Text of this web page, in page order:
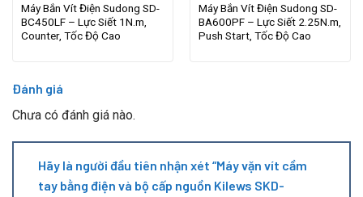
Máy Bắn Vít Điện Sudong SD-
BC450LF – Lực Siết 1N.m,
Counter, Tốc Độ Cao
Máy Bắn Vít Điện Sudong SD-
BA600PF – Lực Siết 2.25N.m,
Push Start, Tốc Độ Cao
Đánh giá
Chưa có đánh giá nào.
Hãy là người đầu tiên nhận xét “Máy vặn vít cầm
tay bằng điện và bộ cấp nguồn Kilews SKD-